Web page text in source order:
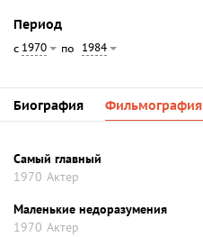
Период
с 1970 по 1984
Биография Фильмография
Самый главный
1970 Актер
Маленькие недоразумения
1970 Актер